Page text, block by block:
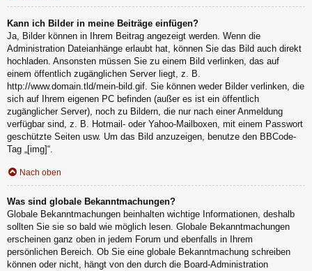
Kann ich Bilder in meine Beiträge einfügen?
Ja, Bilder können in Ihrem Beitrag angezeigt werden. Wenn die
Administration Dateianhänge erlaubt hat, können Sie das Bild auch direkt
hochladen. Ansonsten müssen Sie zu einem Bild verlinken, das auf
einem öffentlich zugänglichen Server liegt, z. B.
http://www.domain.tld/mein-bild.gif. Sie können weder Bilder verlinken, die
sich auf Ihrem eigenen PC befinden (außer es ist ein öffentlich
zugänglicher Server), noch zu Bildern, die nur nach einer Anmeldung
verfügbar sind, z. B. Hotmail- oder Yahoo-Mailboxen, mit einem Passwort
geschützte Seiten usw. Um das Bild anzuzeigen, benutze den BBCode-
Tag „[img]“.
Nach oben
Was sind globale Bekanntmachungen?
Globale Bekanntmachungen beinhalten wichtige Informationen, deshalb
sollten Sie sie so bald wie möglich lesen. Globale Bekanntmachungen
erscheinen ganz oben in jedem Forum und ebenfalls in Ihrem
persönlichen Bereich. Ob Sie eine globale Bekanntmachung schreiben
können oder nicht, hängt von den durch die Board-Administration